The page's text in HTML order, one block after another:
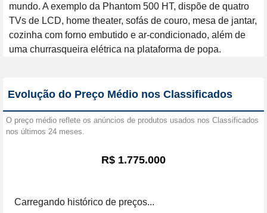
mundo. A exemplo da Phantom 500 HT, dispõe de quatro
TVs de LCD, home theater, sofás de couro, mesa de jantar,
cozinha com forno embutido e ar-condicionado, além de
uma churrasqueira elétrica na plataforma de popa.
Evolução do Preço Médio nos Classificados
O preço médio reflete os anúncios de produtos usados nos Classificados
nos últimos 24 meses.
R$ 1.775.000
Carregando histórico de preços...